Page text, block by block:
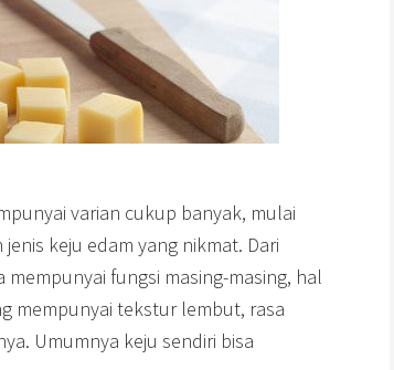
varian cukup banyak, mulai
keju edam yang nikmat. Dari
fungsi masing-masing, hal
mempunyai tekstur lembut, rasa
Umumnya keju sendiri bisa